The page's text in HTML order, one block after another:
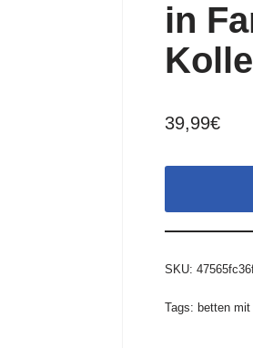
in
39,99€
SKU:
Tags: betten